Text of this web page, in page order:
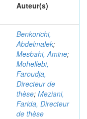
Auteur(s)
Benkorichi,
Abdelmalek;
Mesbahi, Amine;
Mohellebi,
Faroudja,
Directeur de
thèse; Meziani,
Farida, Directeur
de thèse